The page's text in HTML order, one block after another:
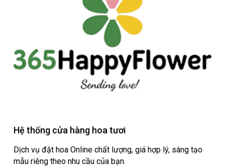
Hệ thống cửa hàng hoa tươi
Dịch vụ đặt hoa Online chất lượng, giá hợp lý, sáng tạo
mẫu riêng theo nhu cầu của bạn.